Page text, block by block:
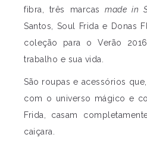
fibra, três marcasmade in
Santos, Soul Frida e Donas
coleção para o Verão
trabalho e sua vida.
São roupas e acessórios
com o universo mágico e
Frida, casam
caiçara.